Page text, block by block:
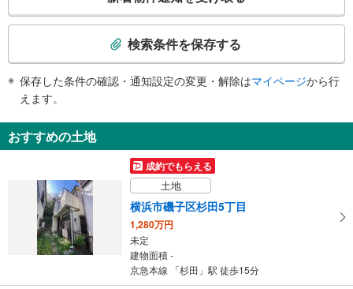
《多機能トイレ》
・車椅子乗車昇降装置（ラクープ）
・ＡＥＤ
検
知
を
検索条件を保存する
保存した条件の確認・通知設定の変更・解除はマイページから行
えます。
おすすめの土地
成約でもらえる
土地
横浜市磯子区杉田5丁目
1,280万円
未定
建物面積 -
京急本線 「杉田」駅 徒歩15分